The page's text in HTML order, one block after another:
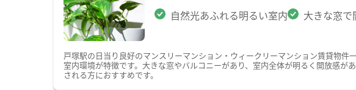
自然光あふれる明るい室内 大きな窓で
戸塚駅の日当り良好のマンスリーマンション・ウィークリーマンション賃貸物
室内環境が特徴です。大きな窓やバルコニーがあり、室内全体が明るく開放感
される方におすすめです。